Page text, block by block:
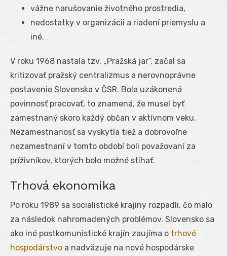
vážne narušovanie životného prostredia,
nedostatky v organizácii a riadení priemyslu a
iné.
V roku 1968 nastala tzv. „Pražská jar“, začal sa
kritizovať pražský centralizmus a nerovnoprávne
postavenie Slovenska v ČSR. Bola uzákonená
povinnosť pracovať, to znamená, že musel byť
zamestnaný skoro každý občan v aktívnom veku.
Nezamestnanosť sa vyskytla tiež a dobrovoľne
nezamestnaní v tomto období boli považovaní za
príživníkov, ktorých bolo možné stíhať.
Trhová ekonomika
Po roku 1989 sa socialistické krajiny rozpadli, čo malo
za následok nahromadených problémov. Slovensko sa
ako iné postkomunistické krajín zaujíma o trhové
hospodárstvo a nadväzuje na nové hospodárske